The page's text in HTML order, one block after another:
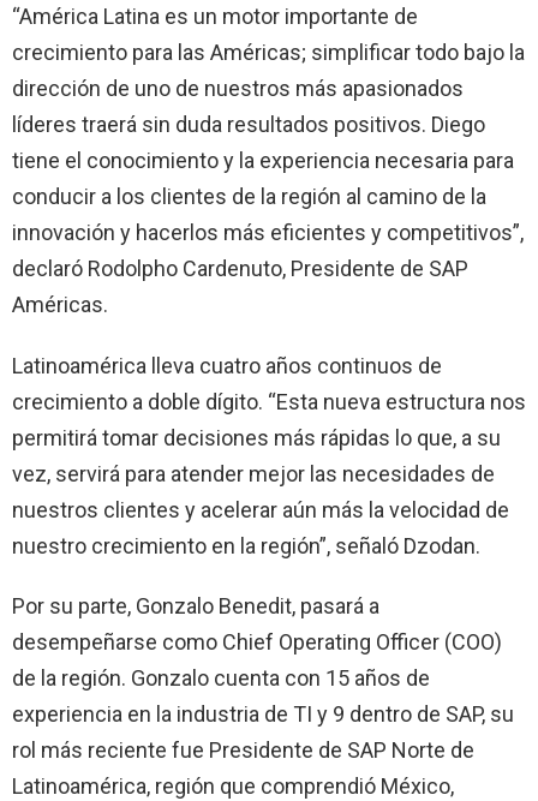
“América Latina es un motor importante de
crecimiento para las Américas; simplificar todo bajo la
dirección de uno de nuestros más apasionados
líderes traerá sin duda resultados positivos. Diego
tiene el conocimiento y la experiencia necesaria para
conducir a los clientes de la región al camino de la
innovación y hacerlos más eficientes y competitivos”,
declaró Rodolpho Cardenuto, Presidente de SAP
Américas.
Latinoamérica lleva cuatro años continuos de
crecimiento a doble dígito. “Esta nueva estructura nos
permitirá tomar decisiones más rápidas lo que, a su
vez, servirá para atender mejor las necesidades de
nuestros clientes y acelerar aún más la velocidad de
nuestro crecimiento en la región”, señaló Dzodan.
Por su parte, Gonzalo Benedit, pasará a
desempeñarse como Chief Operating Officer (COO)
de la región. Gonzalo cuenta con 15 años de
experiencia en la industria de TI y 9 dentro de SAP, su
rol más reciente fue Presidente de SAP Norte de
Latinoamérica, región que comprendió México,